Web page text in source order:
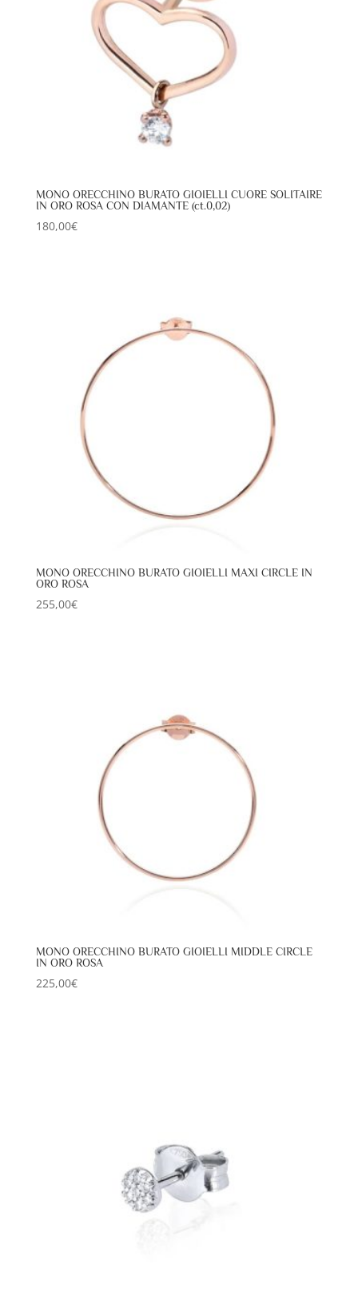
MONO ORECCHINO BURATO GIOIELLI CUORE SOLITAIRE
IN ORO ROSA CON DIAMANTE (ct.0,02)
180,00€
MONO ORECCHINO BURATO GIOIELLI MAXI CIRCLE IN
ORO ROSA
255,00€
MONO ORECCHINO BURATO GIOIELLI MIDDLE CIRCLE
IN ORO ROSA
225,00€